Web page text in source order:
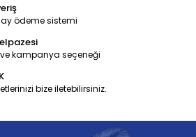
ödeme sistemi
kampanya seçeneği
bize iletebilirsiniz.